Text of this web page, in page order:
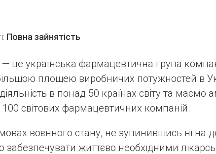
Повна зайнятість
— це українська фармацевтична група
площею виробничих потужностей в
в понад 50 країнах світу та маємо
світових фармацевтичних компаній.
воєнного стану, не зупинившись ні на
забезпечувати життєво необхідними